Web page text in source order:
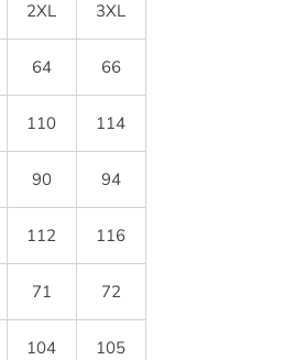
2XL 3XL
64 66
110 114
90 94
112 116
71 72
104 105